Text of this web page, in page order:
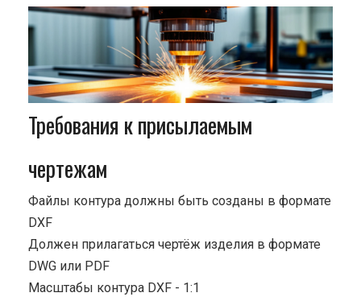
Требования к присылаемым
чертежам
Файлы контура должны быть созданы в формате
DXF
Должен прилагаться чертёж изделия в формате
DWG или PDF
Масштабы контура DXF - 1:1